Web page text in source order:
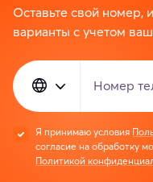
Оставьте свой
варианты с учетом
Номер
Я принимаю условия
согласие на обработку
Политикой